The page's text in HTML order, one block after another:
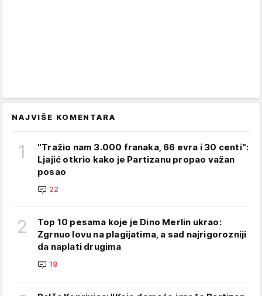
NAJVIŠE KOMENTARA
1
"Tražio nam 3.000 franaka, 66 evra i 30 centi":
Ljajić otkrio kako je Partizanu propao važan
posao
22
2
Top 10 pesama koje je Dino Merlin ukrao:
Zgrnuo lovu na plagijatima, a sad najrigorozniji
da naplati drugima
18